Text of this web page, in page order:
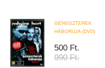
GENGSZTEREK
HÁBORÚJA (DVD)
500 Ft.
990 Ft.